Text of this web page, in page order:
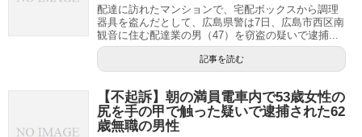
配達に訪れたマンションで、宅配ボックスから調理
器具を盗んだとして、広島県警は7日、広島市西区南
観音に住む配達業の男（47）を窃盗の疑いで逮捕...
記事を読む
【不起訴】朝の満員電車内で53歳女性の
尻を手の甲で触った疑いで逮捕された62
歳無職の男性